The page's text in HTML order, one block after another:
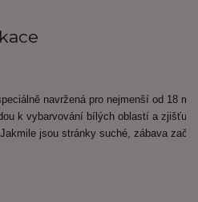
navržená pro nejmenší od 18
k vybarvování bílých oblastí a
jsou stránky suché, zábava